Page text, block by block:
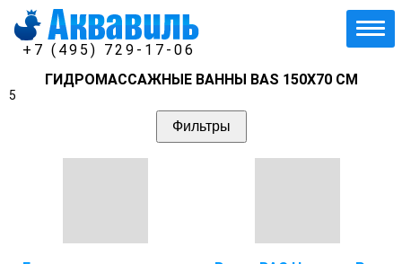
+7 (495) 729-17-06
ГИДРОМАССАЖНЫЕ ВАННЫ BAS 150Х70 СМ
5
Фильтры